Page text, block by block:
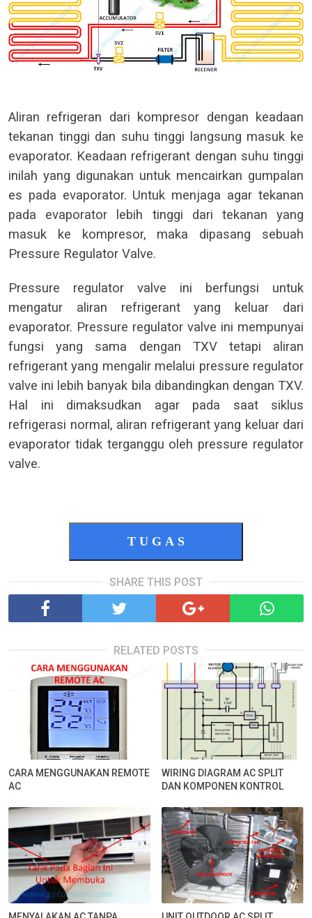
Aliran refrigeran dari kompresor dengan keadaan
tekanan tinggi dan suhu tinggi langsung masuk ke
evaporator. Keadaan refrigerant dengan suhu tinggi
inilah yang digunakan untuk mencairkan gumpalan
es pada evaporator. Untuk menjaga agar tekanan
pada evaporator lebih tinggi dari tekanan yang
masuk ke kompresor, maka dipasang sebuah
Pressure Regulator Valve.
Pressure regulator valve ini berfungsi untuk
mengatur aliran refrigerant yang keluar dari
evaporator. Pressure regulator valve ini mempunyai
fungsi yang sama dengan TXV tetapi aliran
refrigerant yang mengalir melalui pressure regulator
valve ini lebih banyak bila dibandingkan dengan TXV.
Hal ini dimaksudkan agar pada saat siklus
refrigerasi normal, aliran refrigerant yang keluar dari
evaporator tidak terganggu oleh pressure regulator
valve.
T U G A S
SHARE THIS POST
RELATED POSTS
CARA MENGGUNAKAN REMOTE
AC
WIRING DIAGRAM AC SPLIT
DAN KOMPONEN KONTROL